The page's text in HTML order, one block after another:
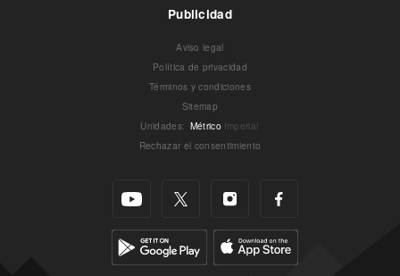
Publicidad
Aviso legal
Política de privacidad
Términos y condiciones
Sitemap
Unidades: Métrico Imperial
Rechazar el consentimiento